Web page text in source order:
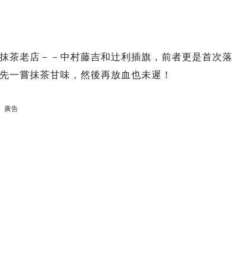
茶老店－－中村藤吉和辻利插旗，前者更是首次落
一嘗抹茶甘味，然後再放血也未遲！
廣告